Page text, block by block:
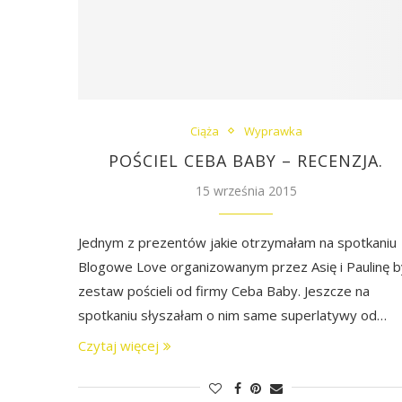
Ciąża Wyprawka
POŚCIEL CEBA BABY – RECENZJA.
15 września 2015
Jednym z prezentów jakie otrzymałam na spotkaniu
Blogowe Love organizowanym przez Asię i Paulinę
zestaw pościeli od firmy Ceba Baby. Jeszcze na
spotkaniu słyszałam o nim same superlatywy od…
Czytaj więcej